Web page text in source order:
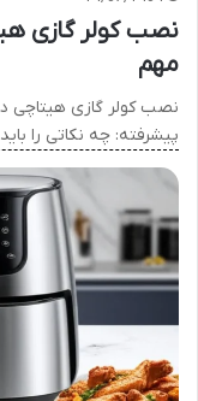
نصب کولر گازی
مهم
نصب کولر گازی هیتاچی
پیشرفته: چه نکاتی را